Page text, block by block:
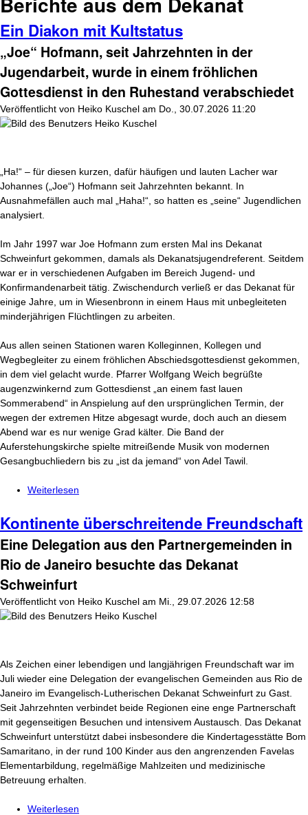
Ein Diakon mit Kultstatus
„Joe“ Hofmann, seit Jahrzehnten in der
Jugendarbeit, wurde in einem fröhlichen
Gottesdienst in den Ruhestand verabschiedet
Veröffentlicht von Heiko Kuschel am Do., 30.07.2026 11:20
„Ha!“ – für diesen kurzen, dafür häufigen und lauten Lacher war
Johannes („Joe“) Hofmann seit Jahrzehnten bekannt. In
Ausnahmefällen auch mal „Haha!“, so hatten es „seine“ Jugendlichen
analysiert.
Im Jahr 1997 war Joe Hofmann zum ersten Mal ins Dekanat
Schweinfurt gekommen, damals als Dekanatsjugendreferent. Seitdem
war er in verschiedenen Aufgaben im Bereich Jugend- und
Konfirmandenarbeit tätig. Zwischendurch verließ er das Dekanat für
einige Jahre, um in Wiesenbronn in einem Haus mit unbegleiteten
minderjährigen Flüchtlingen zu arbeiten.
Aus allen seinen Stationen waren Kolleginnen, Kollegen und
Wegbegleiter zu einem fröhlichen Abschiedsgottesdienst gekommen,
in dem viel gelacht wurde. Pfarrer Wolfgang Weich begrüßte
augenzwinkernd zum Gottesdienst „an einem fast lauen
Sommerabend“ in Anspielung auf den ursprünglichen Termin, der
wegen der extremen Hitze abgesagt wurde, doch auch an diesem
Abend war es nur wenige Grad kälter. Die Band der
Auferstehungskirche spielte mitreißende Musik von modernen
Gesangbuchliedern bis zu „ist da jemand“ von Adel Tawil.
Weiterlesen
Kontinente überschreitende Freundschaft
Eine Delegation aus den Partnergemeinden in
Rio de Janeiro besuchte das Dekanat
Schweinfurt
Veröffentlicht von Heiko Kuschel am Mi., 29.07.2026 12:58
Als Zeichen einer lebendigen und langjährigen Freundschaft war im
Juli wieder eine Delegation der evangelischen Gemeinden aus Rio de
Janeiro im Evangelisch-Lutherischen Dekanat Schweinfurt zu Gast.
Seit Jahrzehnten verbindet beide Regionen eine enge Partnerschaft
mit gegenseitigen Besuchen und intensivem Austausch. Das Dekanat
Schweinfurt unterstützt dabei insbesondere die Kindertagesstätte Bom
Samaritano, in der rund 100 Kinder aus den angrenzenden Favelas
Elementarbildung, regelmäßige Mahlzeiten und medizinische
Betreuung erhalten.
Weiterlesen